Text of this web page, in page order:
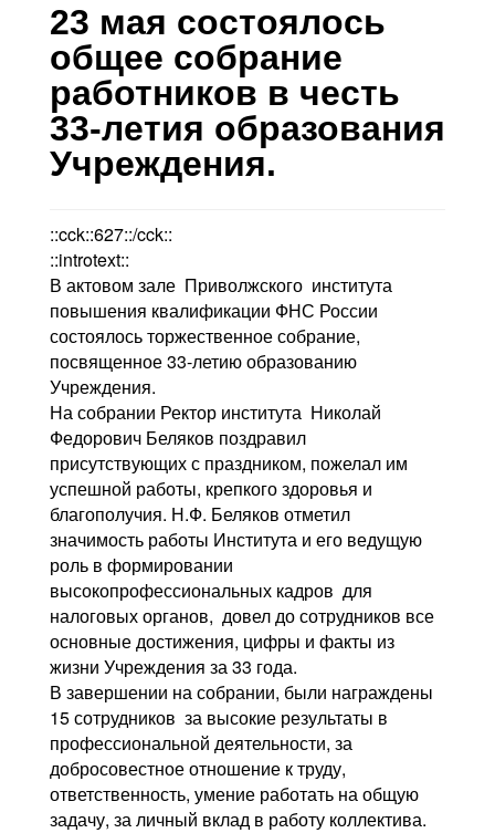
Услуги проживания
Контакты
Блог
23 мая состоялось
общее собрание
работников в честь
33-летия образования
Учреждения.
::cck::627::/cck::
::introtext::
В актовом зале Приволжского института
повышения квалификации ФНС России
состоялось торжественное собрание,
посвященное 33-летию образованию
Учреждения.
На собрании Ректор института Николай
Федорович Беляков поздравил
присутствующих с праздником, пожелал им
успешной работы, крепкого здоровья и
благополучия. Н.Ф. Беляков отметил
значимость работы Института и его ведущую
роль в формировании
высокопрофессиональных кадров для
налоговых органов, довел до сотрудников все
основные достижения, цифры и факты из
жизни Учреждения за 33 года.
В завершении на собрании, были награждены
15 сотрудников за высокие результаты в
профессиональной деятельности, за
добросовестное отношение к труду,
ответственность, умение работать на общую
задачу, за личный вклад в работу коллектива.